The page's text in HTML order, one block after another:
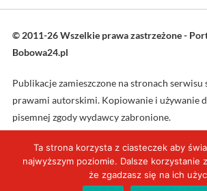
© 2011-26 Wszelkie prawa zastrzeżone -
Bobowa24.pl
Publikacje zamieszczone na stronach serwisu
prawami autorskimi. Kopiowanie i używanie
pisemnej zgody wydawcy zabronione.
Projekt oraz wykonanie:
Ta strona korzysta z ciasteczek aby
najwyższym poziomie. Dalsze korzystanie
że zgadzasz się na ich